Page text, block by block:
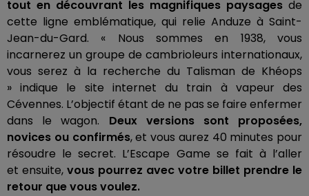
tout en découvrant les magnifiques paysages de
cette ligne emblématique, qui relie Anduze à Saint-
Jean-du-Gard. « Nous sommes en 1938, vous
incarnerez un groupe de cambrioleurs internationaux,
vous serez à la recherche du Talisman de Khéops
» indique le site internet du train à vapeur des
Cévennes. L’objectif étant de ne pas se faire enfermer
dans le wagon.
Deux versions sont proposées,
novices ou confirmés, et vous aurez 40 minutes pour
résoudre le secret. L’Escape Game se fait à l’aller
et ensuite, vous pourrez avec votre billet prendre le
retour que vous voulez.